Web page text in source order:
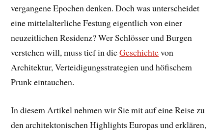
vergangene Epochen denken. Doch was unterscheidet
eine mittelalterliche Festung eigentlich von einer
neuzeitlichen Residenz? Wer Schlösser und Burgen
verstehen will, muss tief in dieGeschichtevon
Architektur, Verteidigungsstrategien und höfischem
Prunk eintauchen.
In diesem Artikel nehmen wir Sie mit auf eine Reise zu
den architektonischen Highlights Europas und erklären,